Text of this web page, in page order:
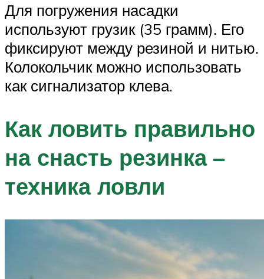
Для погружения насадки
используют грузик (35 грамм). Его
фиксируют между резиной и нитью.
Колокольчик можно использовать
как сигнализатор клева.
Как ловить правильно
на снасть резинка –
техника ловли